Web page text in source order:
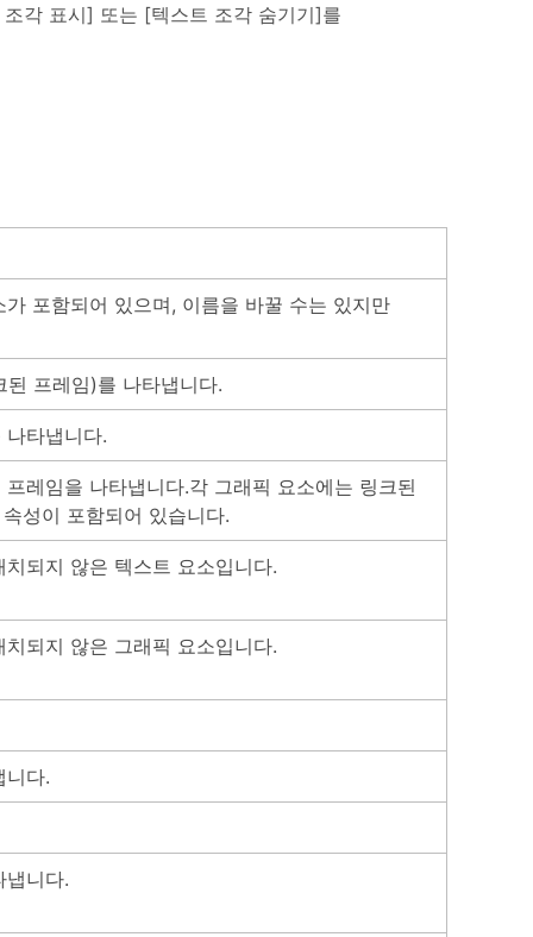
각 표시] 또는 [텍스트 조각 숨기기]를
포함되어 있으며, 이름을 바꿀 수는 있지만
프레임)를 나타냅니다.
타냅니다.
레임을 나타냅니다.각 그래픽 요소에는 링크된
성이 포함되어 있습니다.
되지 않은 텍스트 요소입니다.
되지 않은 그래픽 요소입니다.
니다.
냅니다.